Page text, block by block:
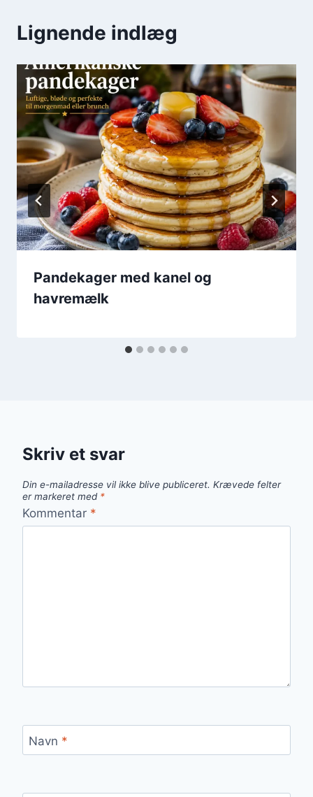
Lignende indlæg
Pandekager med kanel og
havremælk
Skriv et svar
Din e-mailadresse vil ikke blive publiceret. Krævede felter
er markeret med *
Kommentar *
Navn *